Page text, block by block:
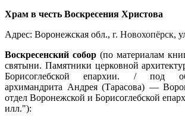
Храм в честь Воскресения Христова
Адрес: Воронежская обл., г. Новохопёрск,
Воскресенский собор (по материалам
святыни. Памятники церковной
Борисоглебской епархии. / под
архимандрита Андрея (Тарасова) —
отдел Воронежской и Борисоглебской
илл."):